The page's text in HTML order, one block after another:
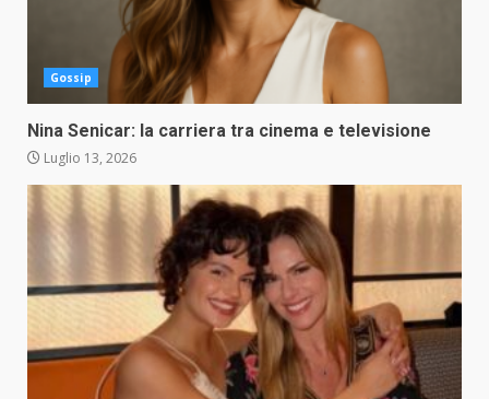
Gossip
Nina Senicar: la carriera tra cinema e televisione
Luglio 13, 2026